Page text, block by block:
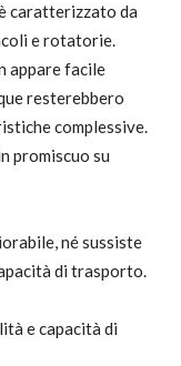
caratterizzato da
e rotatorie.
appare facile
resterebbero
complessive.
promiscuo su
né sussiste
di trasporto.
e capacità di